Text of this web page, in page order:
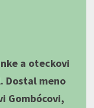
a oteckovi
Dostal meno
Gombócovi,